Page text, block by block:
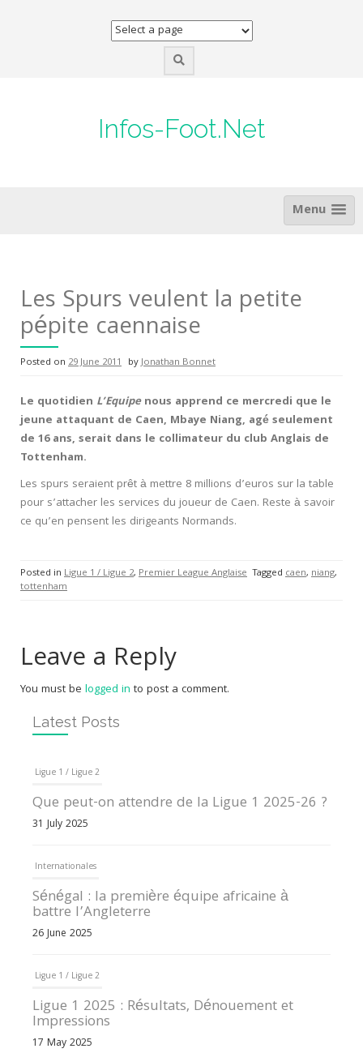
Infos-Foot.Net
Menu
Les Spurs veulent la petite
pépite caennaise
Posted on 29 June 2011 byJonathan Bonnet
Le quotidien L’Equipenous apprend ce mercredi que le
jeune attaquant de Caen, Mbaye Niang, agé seulement
de 16 ans, serait dans le collimateur du club Anglais de
Tottenham.
Les spurs seraient prêt à mettre 8 millions d’euros sur la table
pour s’attacher les services du joueur de Caen. Reste à savoir
ce qu’en pensent les dirigeants Normands.
Posted in Ligue 1 / Ligue 2, Premier League Anglaise Tagged caen, niang,
tottenham
Leave a Reply
You must be logged in to post a comment.
Latest Posts
Ligue 1 / Ligue 2
Que peut-on attendre de la Ligue 1 2025-26 ?
31 July 2025
Internationales
Sénégal : la première équipe africaine à
battre l’Angleterre
26 June 2025
Ligue 1 / Ligue 2
Ligue 1 2025 : Résultats, Dénouement et
Impressions
17 May 2025